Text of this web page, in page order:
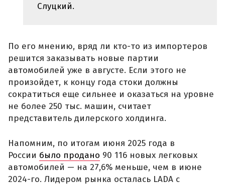
Слуцкий.
По его мнению, вряд ли кто-то из импортеров
решится заказывать новые партии
автомобилей уже в августе. Если этого не
произойдет, к концу года стоки должны
сократиться еще сильнее и оказаться на уровне
не более 250 тыс. машин, считает
представитель дилерского холдинга.
Напомним, по итогам июня 2025 года в
России было продано 90 116 новых легковых
автомобилей — на 27,6% меньше, чем в июне
2024-го. Лидером рынка осталась LADA с